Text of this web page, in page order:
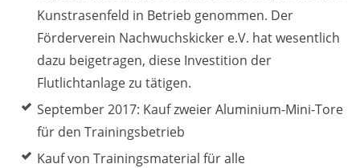
Kunstrasenfeld in Betrieb genommen. Der
Förderverein Nachwuchskicker e.V. hat wesentlich
dazu beigetragen, diese Investition der
Flutlichtanlage zu tätigen.
September 2017: Kauf zweier Aluminium-Mini-Tore
für den Trainingsbetrieb
Kauf von Trainingsmaterial für alle